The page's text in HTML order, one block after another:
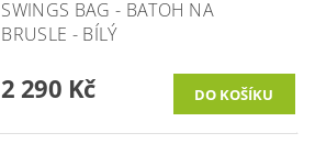
SWINGS BAG - BATOH NA
BRUSLE - BÍLÝ
2 290 Kč